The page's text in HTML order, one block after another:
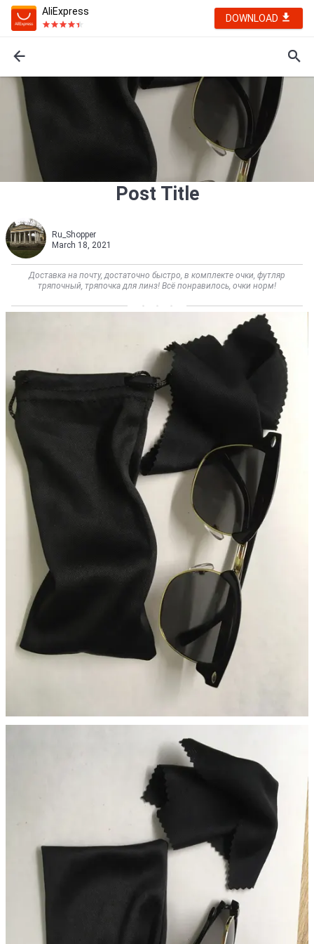
AliExpress
DOWNLOAD
Post Title
Ru_Shopper
March 18, 2021
Доставка на почту, достаточно быстро, в комплекте очки, футляр
тряпочный, тряпочка для линз! Всё понравилось, очки норм!